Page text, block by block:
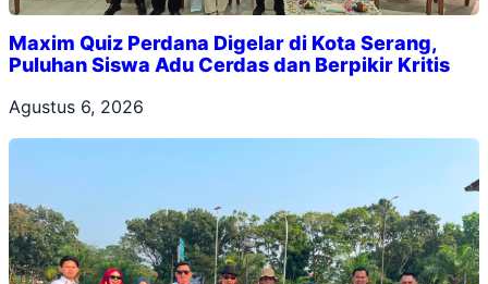
Maxim Quiz Perdana Digelar di Kota Serang,
Puluhan Siswa Adu Cerdas dan Berpikir Kritis
Agustus 6, 2026